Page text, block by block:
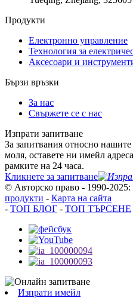
Продукти
Електронно управление
Технология за
Аксесоари и
Бързи връзки
За нас
Свържете се с нас
Изпрати запитване
За запитвания относно
моля, оставете ни имейл
рамките на 24 часа.
Кликнете за запитване
© Авторско право - 1990-2025:
продукти - Карта на сайта
- ТОП БЛОГ - ТОП ТЪРСЕНЕ
Изпрати имейл